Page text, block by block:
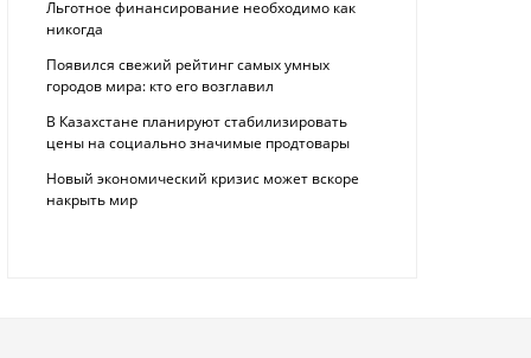
Льготное финансирование необходимо как
никогда
Появился свежий рейтинг самых умных
городов мира: кто его возглавил
В Казахстане планируют стабилизировать
цены на социально значимые продтовары
Новый экономический кризис может вскоре
накрыть мир